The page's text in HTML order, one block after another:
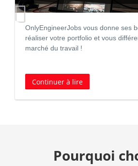
Le développeur front-end, connu
d’intégrateur web, intervient dans
internet.
Continuer à lire
Pourquoi